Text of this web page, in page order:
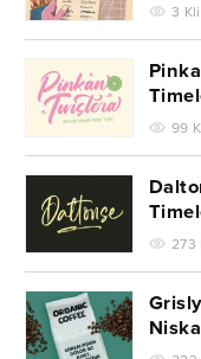
3
99
273